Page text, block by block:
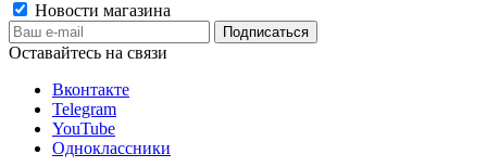
Новости магазина
Оставайтесь на связи
Вконтакте
Telegram
YouTube
Одноклассники